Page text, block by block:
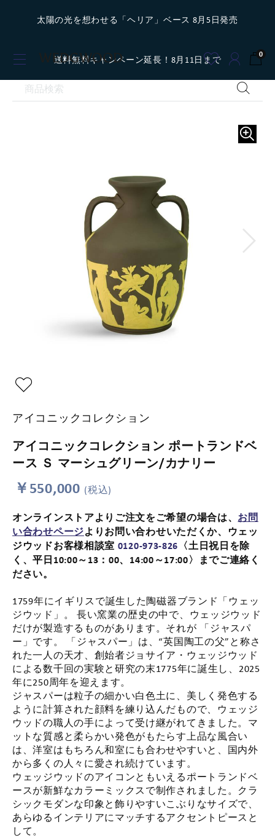
太陽の光を想わせる「ヘリア」ベース 8月5日発売
送料無料キャンペーン延長！8月11日まで 0
アイコニックコレクション
アイコニックコレクション ポートランドベ
ース Ｓ マーシュグリーン/カナリー
￥550,000 (税込)
オンラインストアよりご注文をご希望の場合は、 お問
い合わせページよりお問い合わせいただくか、ウェッ
ジウッドお客様相談室 0120-973-826 〈土日祝日を除
く、平日10:00～13：00、14:00～17:00〉までご連絡く
ださい。
1759年にイギリスで誕生した陶磁器ブランド「ウェッ
ジウッド」。 長い窯業の歴史の中で、ウェッジウッド
だけが製造するものがあります。それが 「ジャスパ
ー」です。 「ジャスパー」は、“英国陶工の父”と称さ
れた一人の天才、創始者ジョサイア・ウェッジウッド
による数千回の実験と研究の末1775年に誕生し、2025
年に250周年を迎えます。
ジャスパーは粒子の細かい白色土に、美しく発色する
ように計算された顔料を練り込んだもので、ウェッジ
ウッドの職人の手によって受け継がれてきました。マ
ットな質感と柔らかい発色がもたらす上品な風合い
は、洋室はもちろん和室にも合わせやすいと、国内外
から多くの人々に愛され続けています。
ウェッジウッドのアイコンともいえるポートランドベ
ースが新鮮なカラーミックスで制作されました。クラ
シックモダンな印象と飾りやすいこぶりなサイズで、
あらゆるインテリアにマッチするアクセントピースと
して。